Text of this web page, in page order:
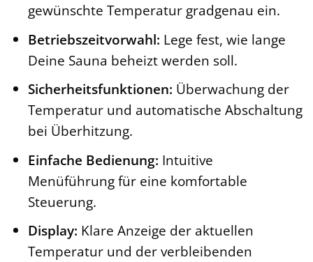
gewünschte Temperatur gradgenau ein.
Betriebszeitvorwahl: Lege fest, wie lange
Deine Sauna beheizt werden soll.
Sicherheitsfunktionen: Überwachung der
Temperatur und automatische Abschaltung
bei Überhitzung.
Einfache Bedienung: Intuitive
Menüführung für eine komfortable
Steuerung.
Display: Klare Anzeige der aktuellen
Temperatur und der verbleibenden